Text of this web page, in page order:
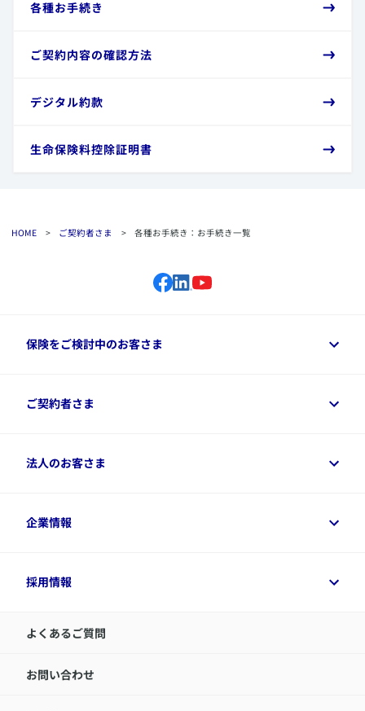
​各種お手続き
​ご契約内容の確認方法
​デジタル約款
​生命保険料控除証明書
HOME > ご契約者さま > 各種お手続き：お手続き一覧
保険をご検討中のお客さま
保険をご検討中のお客さまトップ
資料請求
変額保険各種情報
ご契約者さま
ご契約者さまトップ
デジタル約款
令和8年（2026年）分の生命保険料控除証明書について
アクサのネット完結保険（旧アクサダイレクト生命）
法人のお客さま
法人のお客さまトップ
経営者サポートサービス
企業情報
企業情報トップ
アクサ生命が選ばれる理由
IR情報
サステナビリティの取り組み
採用情報
採用情報トップ
中途採用：内勤正社員
よくあるご質問
お問い合わせ